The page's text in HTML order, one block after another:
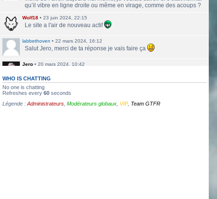
qu’il vibre en ligne droite ou même en virage, comme des acoups ?
Wolf18 • 23 juin 2024, 22:15
Le site a l'air de nouveau actif
labbethoven • 22 mars 2024, 16:12
Salut Jero, merci de ta réponse je vais faire ça
Jero • 20 mars 2024, 10:42
verra plus facilement que dans le chat
Jero•20 mars 2024, 10:42
Salut Kakashi et Bethoven
WHO IS CHATTING
No one is chatting
Refreshes every 60 seconds
Légende : Administrateurs Modérateurs globaux VIP, Team GTFR